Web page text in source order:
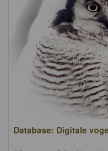
Database: Digitale